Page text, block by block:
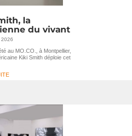
la
du vivant
2026
au MO.CO., à Montpellier,
Kiki Smith déploie cet